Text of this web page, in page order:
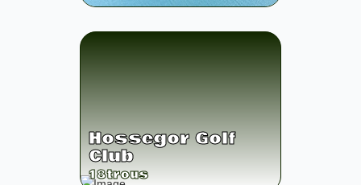
Hossegor Golf
Club
18trous